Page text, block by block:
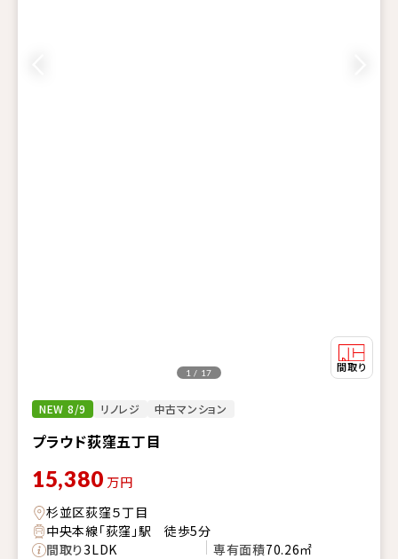
NEW 8/9 リノレジ 中古マンション
プラウド荻窪五丁目
1 / 17
15,380 万円
杉並区荻窪５丁目
中央本線「荻窪」駅 徒歩5分
間取り3LDK 専有面積70.26㎡